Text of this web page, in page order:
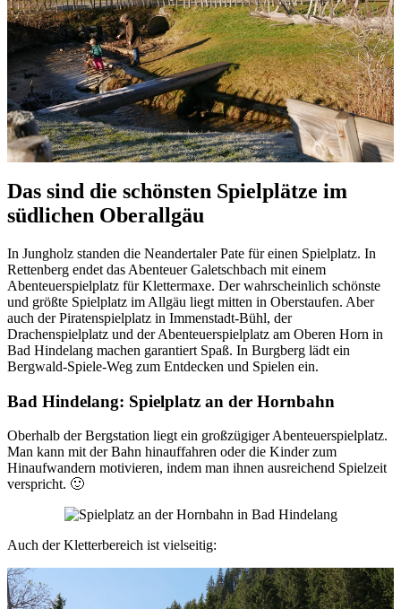
Das sind die schönsten Spielplätze im
südlichen Oberallgäu
In Jungholz standen die Neandertaler Pate für einen Spielplatz. In
Rettenberg endet das Abenteuer Galetschbach mit einem
Abenteuerspielplatz für Klettermaxe. Der wahrscheinlich schönste
und größte Spielplatz im Allgäu liegt mitten in Oberstaufen. Aber
auch der Piratenspielplatz in Immenstadt-Bühl, der
Drachenspielplatz und der Abenteuerspielplatz am Oberen Horn in
Bad Hindelang machen garantiert Spaß. In Burgberg lädt ein
Bergwald-Spiele-Weg zum Entdecken und Spielen ein.
Bad Hindelang: Spielplatz an der Hornbahn
Oberhalb der Bergstation liegt ein großzügiger Abenteuerspielplatz.
Man kann mit der Bahn hinauffahren oder die Kinder zum
Hinaufwandern motivieren, indem man ihnen ausreichend Spielzeit
verspricht. 🙂
Auch der Kletterbereich ist vielseitig: